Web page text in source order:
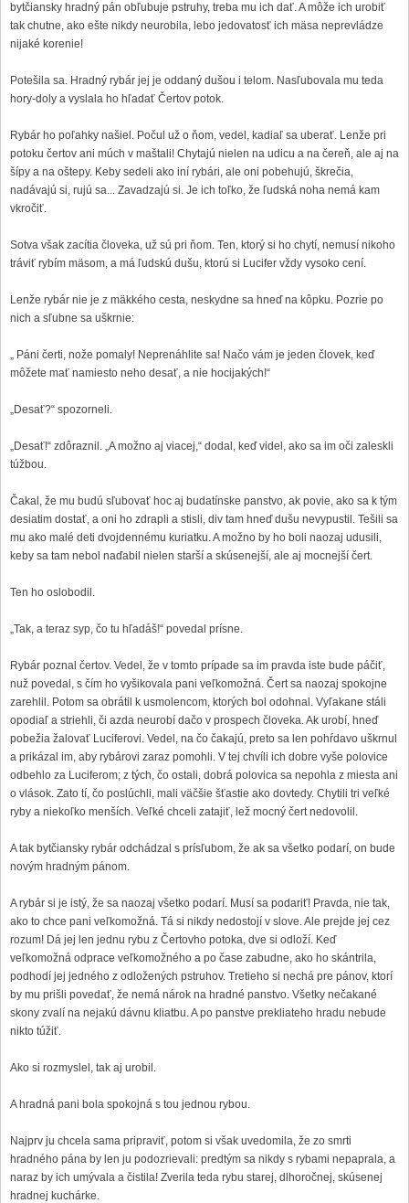
bytčiansky hradný pán obľubuje pstruhy, treba mu ich dať. A môže ich urobiť
tak chutne, ako ešte nikdy neurobila, lebo jedovatosť ich mäsa neprevládze
nijaké korenie!
Potešila sa. Hradný rybár jej je oddaný dušou i telom. Nasľubovala mu teda
hory-doly a vyslala ho hľadať Čertov potok.
Rybár ho poľahky našiel. Počul už o ňom, vedel, kadiaľ sa uberať. Lenže pri
potoku čertov ani múch v maštali! Chytajú nielen na udicu a na čereň, ale aj na
šípy a na oštepy. Keby sedeli ako iní rybári, ale oni pobehujú, škrečia,
nadávajú si, rujú sa... Zavadzajú si. Je ich toľko, že ľudská noha nemá kam
vkročiť.
Sotva však zacítia človeka, už sú pri ňom. Ten, ktorý si ho chytí, nemusí nikoho
tráviť rybím mäsom, a má ľudskú dušu, ktorú si Lucifer vždy vysoko cení.
Lenže rybár nie je z mäkkého cesta, neskydne sa hneď na kôpku. Pozrie po
nich a sľubne sa uškrnie:
„ Páni čerti, nože pomaly! Neprenáhlite sa! Načo vám je jeden človek, keď
môžete mať namiesto neho desať, a nie hocijakých!“
„Desať?“ spozorneli.
„Desať!“ zdôraznil. „A možno aj viacej,“ dodal, keď videl, ako sa im oči zaleskli
túžbou.
Čakal, že mu budú sľubovať hoc aj budatínske panstvo, ak povie, ako sa k tým
desiatim dostať, a oni ho zdrapli a stisli, div tam hneď dušu nevypustil. Tešili sa
mu ako malé deti dvojdennému kuriatku. A možno by ho boli naozaj udusili,
keby sa tam nebol naďabil nielen starší a skúsenejší, ale aj mocnejší čert.
Ten ho oslobodil.
„Tak, a teraz syp, čo tu hľadáš!“ povedal prísne.
Rybár poznal čertov. Vedel, že v tomto prípade sa im pravda iste bude páčiť,
nuž povedal, s čím ho vyšikovala pani veľkomožná. Čert sa naozaj spokojne
zarehlil. Potom sa obrátil k usmolencom, ktorých bol odohnal. Vyľakane stáli
opodiaľ a striehli, či azda neurobí dačo v prospech človeka. Ak urobí, hneď
pobežia žalovať Luciferovi. Vedel, na čo čakajú, preto sa len pohŕdavo uškrnul
a prikázal im, aby rybárovi zaraz pomohli. V tej chvíli ich dobre vyše polovice
odbehlo za Luciferom; z tých, čo ostali, dobrá polovica sa nepohla z miesta ani
o vlások. Zato tí, čo poslúchli, mali väčšie šťastie ako dovtedy. Chytili tri veľké
ryby a niekoľko menších. Veľké chceli zatajiť, lež mocný čert nedovolil.
A tak bytčiansky rybár odchádzal s prísľubom, že ak sa všetko podarí, on bude
novým hradným pánom.
A rybár si je istý, že sa naozaj všetko podarí. Musí sa podariť! Pravda, nie tak,
ako to chce pani veľkomožná. Tá si nikdy nedostojí v slove. Ale prejde jej cez
rozum! Dá jej len jednu rybu z Čertovho potoka, dve si odloží. Keď
veľkomožná odprace veľkomožného a po čase zabudne, ako ho skántrila,
podhodí jej jedného z odložených pstruhov. Tretieho si nechá pre pánov, ktorí
by mu prišli povedať, že nemá nárok na hradné panstvo. Všetky nečakané
skony zvalí na nejakú dávnu kliatbu. A po panstve prekliateho hradu nebude
nikto túžiť.
Ako si rozmyslel, tak aj urobil.
A hradná pani bola spokojná s tou jednou rybou.
Najprv ju chcela sama pripraviť, potom si však uvedomila, že zo smrti
hradného pána by len ju podozrievali: predtým sa nikdy s rybami nepaprala, a
naraz by ich umývala a čistila! Zverila teda rybu starej, dlhoročnej, skúsenej
hradnej kuchárke.